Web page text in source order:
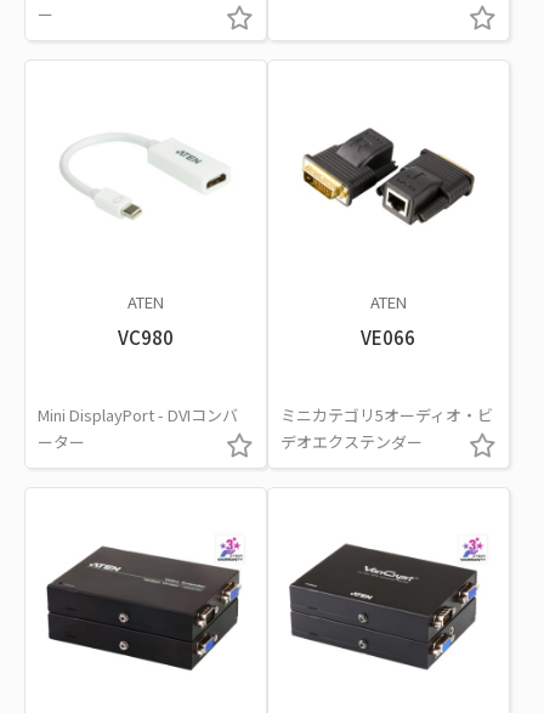
ー
ATEN
VC980
Mini DisplayPort - DVIコンバ
ーター
ATEN
VE066
ミニカテゴリ5オーディオ・ビ
デオエクステンダー